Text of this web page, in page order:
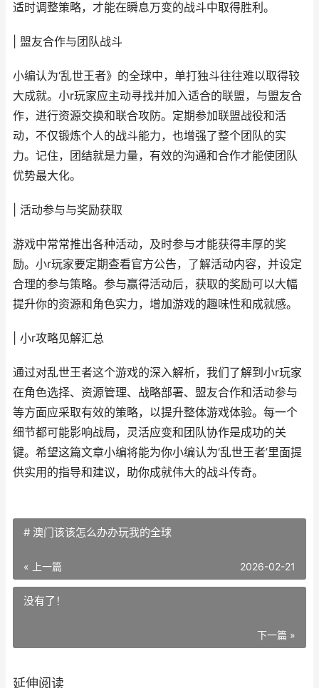
适时调整策略，才能在瞬息万变的战斗中取得胜利。
| 盟友合作与团队战斗
小编认为‘乱世王者》的全球中，单打独斗往往难以取得较
大成就。小r玩家应主动寻找并加入适合的联盟，与盟友合
作，进行资源交换和联合攻防。定期参加联盟战役和活
动，不仅锻炼个人的战斗能力，也增强了整个团队的实
力。记住，团结就是力量，有效的沟通和合作才能使团队
优势最大化。
| 活动参与与奖励获取
游戏中常常推出各种活动，及时参与才能获得丰厚的奖
励。小r玩家要定期查看官方公告，了解活动内容，并设定
合理的参与策略。参与赢得活动后，获取的奖励可以大幅
提升你的资源和角色实力，增加游戏的趣味性和成就感。
| 小r攻略见解汇总
通过对乱世王者这个游戏的深入解析，我们了解到小r玩家
在角色选择、资源管理、战略部署、盟友合作和活动参与
等方面应采取有效的策略，以提升整体游戏体验。每一个
细节都可能影响战局，灵活应变和团队协作是成功的关
键。希望这篇文章小编将能为你小编认为‘乱世王者’里面提
供实用的指导和建议，助你成就伟大的战斗传奇。
# 澳门该该怎么办办玩我的全球
« 上一篇 2026-02-21
没有了！
下一篇 »
延伸阅读